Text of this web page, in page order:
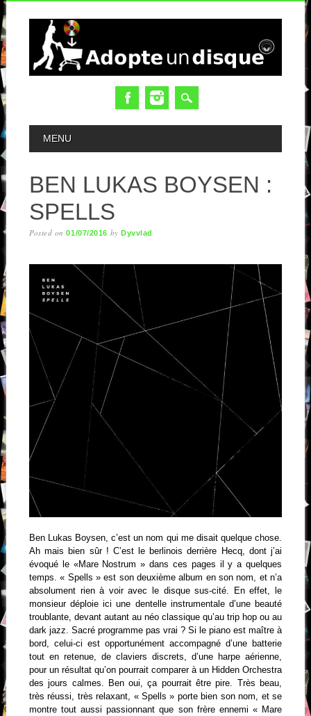
MAIN MENU
MENU
BEN LUKAS BOYSEN :
SPELLS
Posted on01/07/2016 byDyvvlad
Ben Lukas Boysen, c’est un nom qui me disait quelque chose.
Ah mais bien sûr ! C’est le berlinois derrière Hecq, dont j’ai
évoqué le «Mare Nostrum » dans ces pages il y a quelques
temps. « Spells » est son deuxième album en son nom, et n’a
absolument rien à voir avec le disque sus-cité. En effet, le
monsieur déploie ici une dentelle instrumentale d’une beauté
troublante, devant autant au néo classique qu’au trip hop ou au
dark jazz. Sacré programme pas vrai ? Si le piano est maître à
bord, celui-ci est opportunément accompagné d’une batterie
tout en retenue, de claviers discrets, d’une harpe aérienne,
pour un résultat qu’on pourrait comparer à un Hidden Orchestra
des jours calmes. Ben oui, ça pourrait être pire. Très beau,
très réussi, très relaxant, « Spells » porte bien son nom, et se
montre tout aussi passionnant que son frère ennemi « Mare